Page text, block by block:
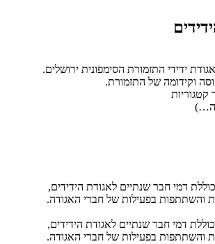
ידידי התזמורת הסימפונית ירושלים.
וקידומה של התזמורת.
קטגוריות